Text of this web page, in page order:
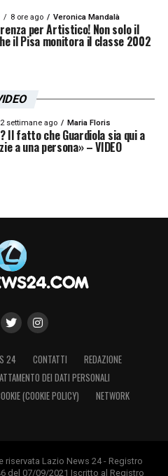
8 ore ago Veronica Mandalà
per Artistico! Non solo il
il Pisa monitora il classe 2002
2 settimane ago Maria Floris
Il fatto che Guardiola sia qui a
a una persona» – VIDEO
24 CONTATTI
REDAZIONE
DEI DATI PERSONALI
(COOKIE POLICY)
NETWORK
Lazio News 24 - Registro
del 07/09/2021 Iscritto al Registro